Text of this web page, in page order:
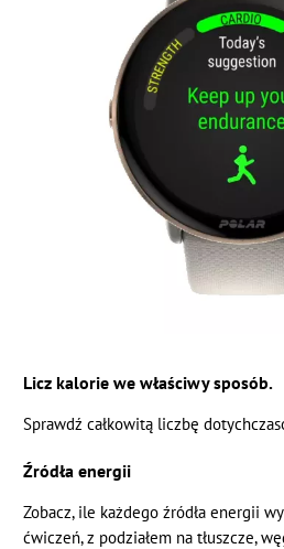
Licz kalorie we właściwy sposób.
Sprawdź całkowitą liczbę
Źródła energii
Zobacz, ile każdego źródła energii
ćwiczeń, z podziałem na tłuszcze,